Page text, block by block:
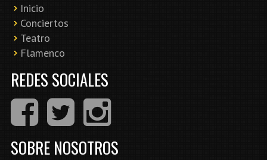
Inicio
Conciertos
Teatro
Flamenco
REDES SOCIALES
SOBRE NOSOTROS